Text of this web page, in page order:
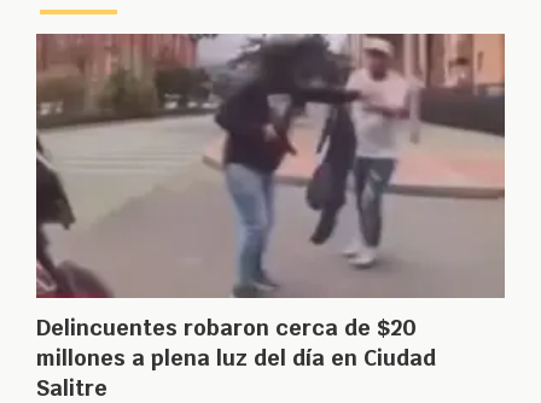
Delincuentes robaron cerca de $20
millones a plena luz del día en Ciudad
Salitre